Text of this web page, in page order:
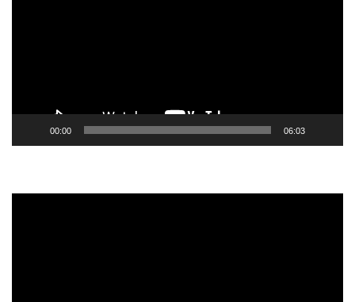
00:00 06:03